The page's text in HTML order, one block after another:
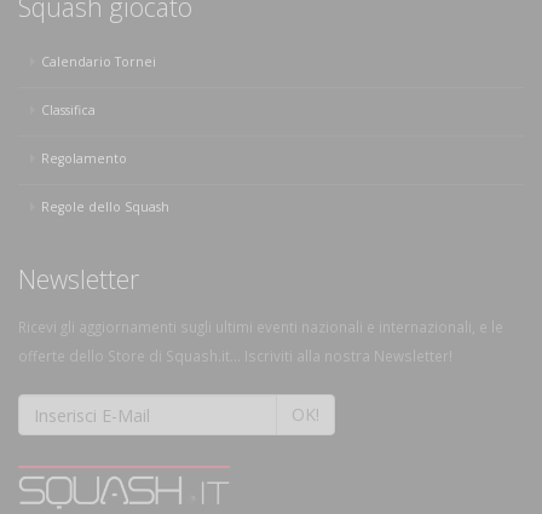
Calendario Tornei
Classifica
Regolamento
Regole dello Squash
Newsletter
Ricevi gli aggiornamenti sugli ultimi eventi nazionali e internazionali, e le
offerte dello Store di Squash.it... Iscriviti alla nostra Newsletter!
OK!